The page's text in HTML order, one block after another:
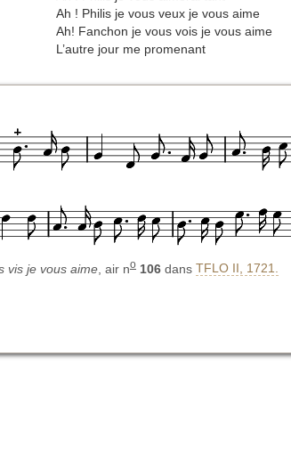
Ah ! Philis je vous veux je vous aime
Ah! Fanchon je vous vois je vous aime
L’autre jour me promenant
vis je vous aime, air no 106dans TFLO II, 1721.